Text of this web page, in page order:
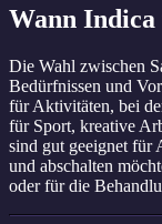
Wann Indica
Die Wahl zwischen
Bedürfnissen und
für Aktivitäten, bei
für Sport, kreative
sind gut geeignet für
und abschalten
oder für die